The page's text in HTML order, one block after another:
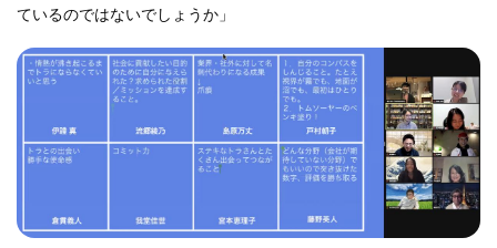
ているのではないでしょうか」